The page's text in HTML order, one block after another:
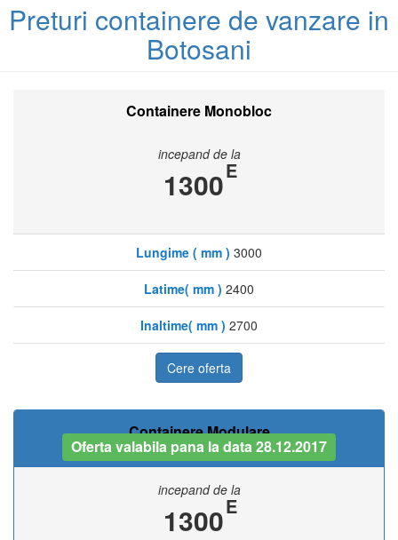
Preturi containere de vanzare in
Botosani
Containere Monobloc
incepand de la
1300E
Lungime ( mm ) 3000
Latime( mm ) 2400
Inaltime( mm ) 2700
Cere oferta
Containere Modulare
Oferta valabila pana la data 28.12.2017
incepand de la
1300E